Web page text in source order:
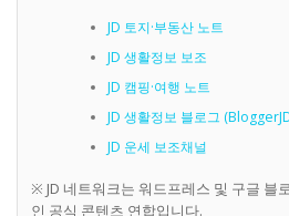
JD 토지·부동산 노트
JD 생활정보 보조
JD 캠핑·여행 노트
JD 생활정보 블로그
JD 운세 보조채널
※ JD 네트워크는 워드프레스 및 구글 블
인 공식 콘텐츠 연합입니다.